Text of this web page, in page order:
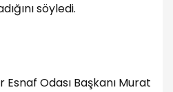
söyledi.
Odası Başkanı Murat